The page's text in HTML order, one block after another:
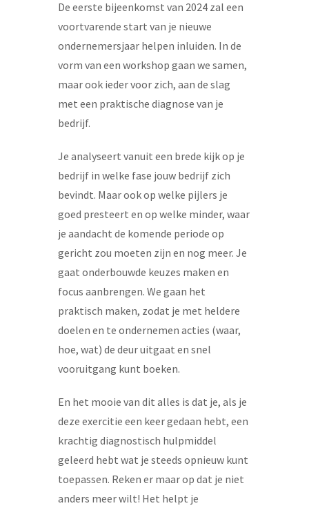
De eerste bijeenkomst van 2024 zal een
voortvarende start van je nieuwe
ondernemersjaar helpen inluiden. In de
vorm van een workshop gaan we samen,
maar ook ieder voor zich, aan de slag
met een praktische diagnose van je
bedrijf.
Je analyseert vanuit een brede kijk op je
bedrijf in welke fase jouw bedrijf zich
bevindt. Maar ook op welke pijlers je
goed presteert en op welke minder, waar
je aandacht de komende periode op
gericht zou moeten zijn en nog meer. Je
gaat onderbouwde keuzes maken en
focus aanbrengen. We gaan het
praktisch maken, zodat je met heldere
doelen en te ondernemen acties (waar,
hoe, wat) de deur uitgaat en snel
vooruitgang kunt boeken.
En het mooie van dit alles is dat je, als je
deze exercitie een keer gedaan hebt, een
krachtig diagnostisch hulpmiddel
geleerd hebt wat je steeds opnieuw kunt
toepassen. Reken er maar op dat je niet
anders meer wilt! Het helpt je